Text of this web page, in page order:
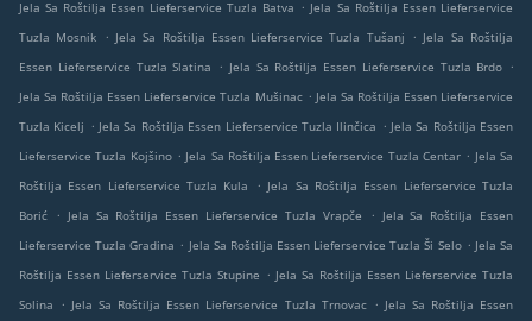
Jela Sa Roštilja Essen Lieferservice Tuzla Batva . Jela Sa Roštilja Essen Lieferservice
Tuzla Mosnik
. Jela Sa Roštilja Essen Lieferservice Tuzla Tušanj . Jela Sa Roštilja
Essen Lieferservice Tuzla Slatina
. Jela Sa Roštilja Essen Lieferservice Tuzla Brdo .
Jela Sa Roštilja Essen Lieferservice Tuzla Mušinac . Jela Sa Roštilja Essen Lieferservice
Tuzla Kicelj . Jela Sa Roštilja Essen Lieferservice Tuzla Ilinčica . Jela Sa Roštilja Essen
Lieferservice Tuzla Kojšino . Jela Sa Roštilja Essen Lieferservice Tuzla Centar . Jela Sa
Roštilja Essen Lieferservice Tuzla Kula
. Jela Sa Roštilja Essen Lieferservice Tuzla
Borić
. Jela Sa Roštilja Essen Lieferservice Tuzla Vrapče . Jela Sa Roštilja Essen
Lieferservice Tuzla Gradina . Jela Sa Roštilja Essen Lieferservice Tuzla Ši Selo . Jela Sa
Roštilja Essen Lieferservice Tuzla Stupine . Jela Sa Roštilja Essen Lieferservice Tuzla
Solina
. Jela Sa Roštilja Essen Lieferservice Tuzla Trnovac . Jela Sa Roštilja Essen